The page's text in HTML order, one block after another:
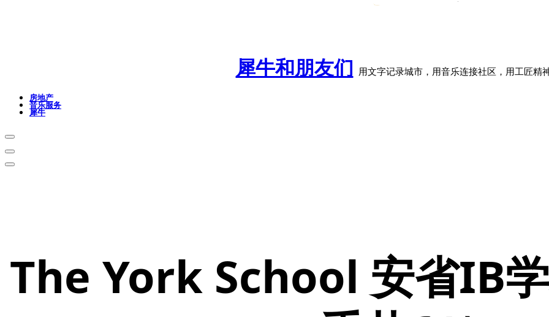
犀牛和朋友们 用文字记录城市，用音乐连接社区，用工匠精
房地产
音乐服务
犀牛
The York School 安省IB